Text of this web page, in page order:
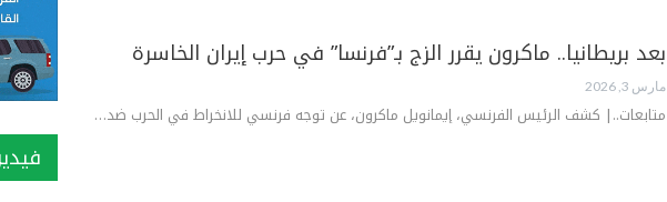
بعد بريطانيا.. ماكرون يقرر الزج بـ”فرنسا” في حرب إيران الخاسرة
مارس 3, 2026
متابعات..| كشف الرئيس الفرنسي، إيمانويل ماكرون، عن توجه فرنسي للانخراط في الحرب ضد…